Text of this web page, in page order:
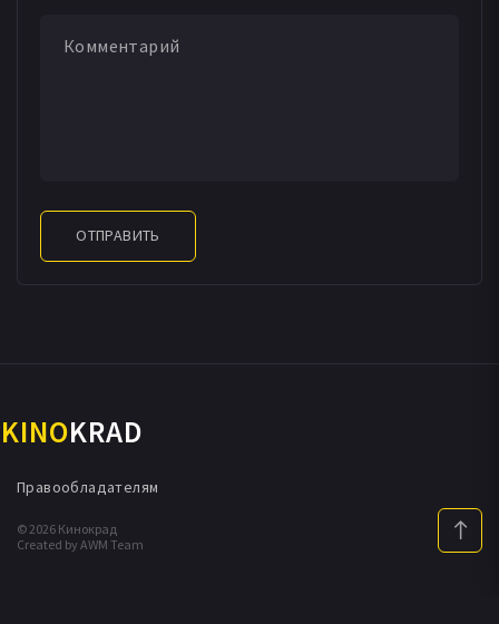
ОТПРАВИТЬ
KINOKRAD
© 2026 Кинокрад
Created by AWM Team
Правообладателям